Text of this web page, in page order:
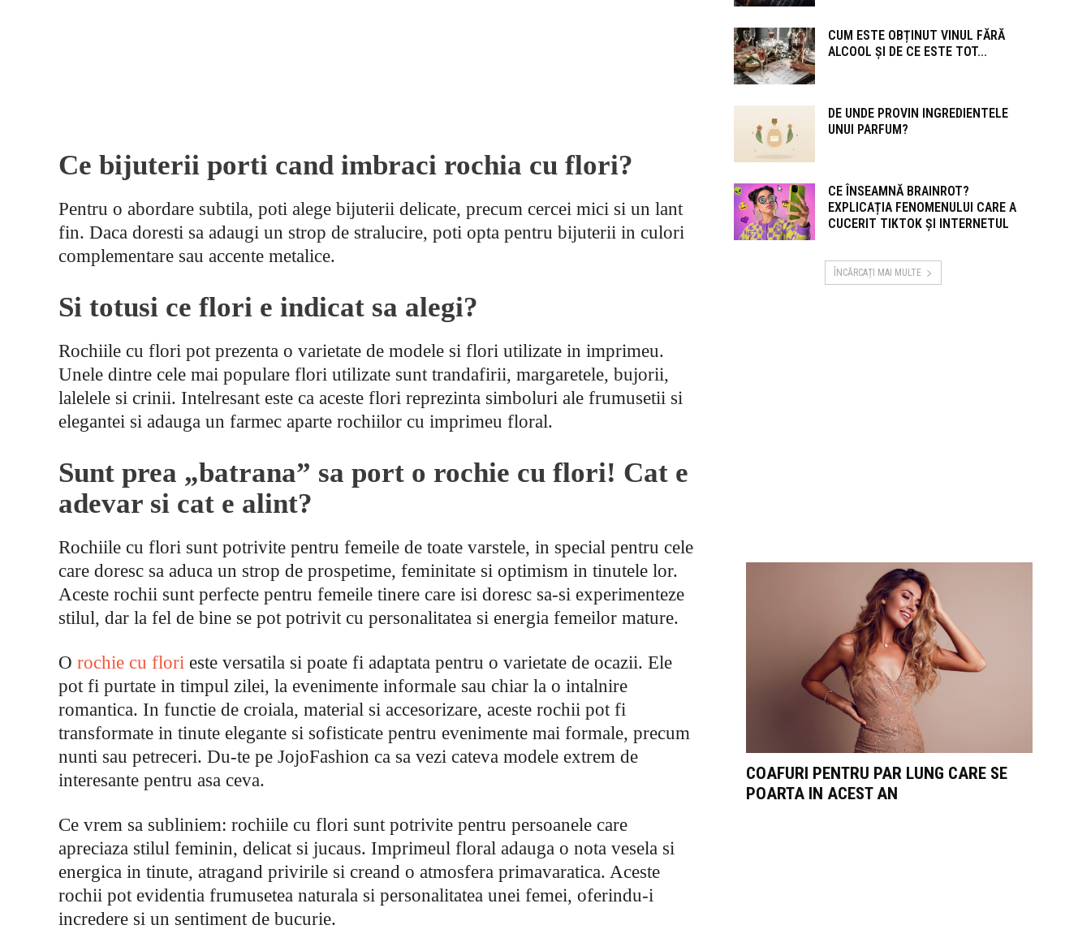
Ce bijuterii porti cand imbraci rochia cu flori?
Pentru o abordare subtila, poti alege bijuterii delicate, precum cercei mici si un lant
fin. Daca doresti sa adaugi un strop de stralucire, poti opta pentru bijuterii in culori
complementare sau accente metalice.
Si totusi ce flori e indicat sa alegi?
Rochiile cu flori pot prezenta o varietate de modele si flori utilizate in imprimeu.
Unele dintre cele mai populare flori utilizate sunt trandafirii, margaretele, bujorii,
lalelele si crinii. Intelresant este ca aceste flori reprezinta simboluri ale frumusetii si
elegantei si adauga un farmec aparte rochiilor cu imprimeu floral.
Sunt prea „batrana” sa port o rochie cu flori! Cat e
adevar si cat e alint?
Rochiile cu flori sunt potrivite pentru femeile de toate varstele, in special pentru cele
care doresc sa aduca un strop de prospetime, feminitate si optimism in tinutele lor.
Aceste rochii sunt perfecte pentru femeile tinere care isi doresc sa-si experimenteze
stilul, dar la fel de bine se pot potrivit cu personalitatea si energia femeilor mature.
O rochie cu flori este versatila si poate fi adaptata pentru o varietate de ocazii. Ele
pot fi purtate in timpul zilei, la evenimente informale sau chiar la o intalnire
romantica. In functie de croiala, material si accesorizare, aceste rochii pot fi
transformate in tinute elegante si sofisticate pentru evenimente mai formale, precum
nunti sau petreceri. Du-te pe JojoFashion ca sa vezi cateva modele extrem de
interesante pentru asa ceva.
Ce vrem sa subliniem: rochiile cu flori sunt potrivite pentru persoanele care
apreciaza stilul feminin, delicat si jucaus. Imprimeul floral adauga o nota vesela si
energica in tinute, atragand privirile si creand o atmosfera primavaratica. Aceste
rochii pot evidentia frumusetea naturala si personalitatea unei femei, oferindu-i
incredere si un sentiment de bucurie.
CUM ESTE OBȚINUT VINUL FĂRĂ
ALCOOL ȘI DE CE ESTE TOT...
DE UNDE PROVIN INGREDIENTELE
UNUI PARFUM?
CE ÎNSEAMNĂ BRAINROT?
EXPLICAȚIA FENOMENULUI CARE A
CUCERIT TIKTOK ȘI INTERNETUL
ÎNCĂRCAȚI MAI MULTE
COAFURI PENTRU PAR LUNG CARE SE
POARTA IN ACEST AN